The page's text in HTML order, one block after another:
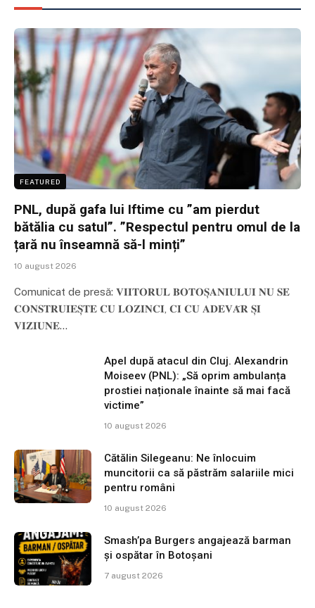
FEATURED
PNL, după gafa lui Iftime cu ”am pierdut
bătălia cu satul”. ”Respectul pentru omul de la
țară nu înseamnă să-l minți”
10 august 2026
Comunicat de presă: 𝐕𝐈𝐈𝐓𝐎𝐑𝐔𝐋 𝐁𝐎𝐓𝐎𝐒̦𝐀𝐍𝐈𝐔𝐋𝐔𝐈 𝐍𝐔 𝐒𝐄
𝐂𝐎𝐍𝐒𝐓𝐑𝐔𝐈𝐄𝐒̦𝐓𝐄 𝐂𝐔 𝐋𝐎𝐙𝐈𝐍𝐂𝐈, 𝐂𝐈 𝐂𝐔 𝐀𝐃𝐄𝐕𝐀̆𝐑 𝐒̦𝐈
𝐕𝐈𝐙𝐈𝐔𝐍𝐄…
Apel după atacul din Cluj. Alexandrin
Moiseev (PNL): „Să oprim ambulanța
prostiei naționale înainte să mai facă
victime”
10 august 2026
Cătălin Silegeanu: Ne înlocuim
muncitorii ca să păstrăm salariile mici
pentru români
10 august 2026
Smash’pa Burgers angajează barman
și ospătar în Botoșani
7 august 2026